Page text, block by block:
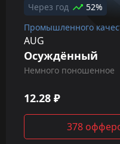
Через год
52%
Промышленного
AUG
Осуждённый
Немного поношенное
12.28 ₽
378